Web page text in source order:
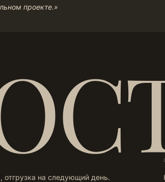
проекте.»
на следующий день.